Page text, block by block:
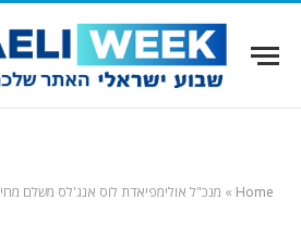
Home
» מנכ"ל אולימפיאדת לוס אנג'לס משלם מחיר עסקי כבד על